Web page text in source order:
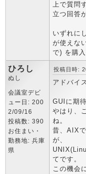
上で質問
立つ回答
いずれに
が使えな
で) を購
ひろし
ぬし
会議室デビ
ュー日: 200
2/09/16
投稿数: 390
お住まい・
勤務地: 兵庫
県
投稿日時:
アドバイ
GUIに期
やはり、
ね。
昔、AIX
が、
てです。
この機会